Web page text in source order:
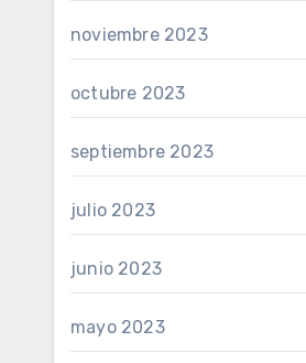
noviembre 2023
octubre 2023
septiembre 2023
julio 2023
junio 2023
mayo 2023